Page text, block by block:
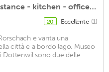
The playroom on Lake Constance - kitchen - office - dining area - lounge
20 Eccellente (1)
e vanta una
città e a bordo lago. Museo
Dottenwil sono due delle